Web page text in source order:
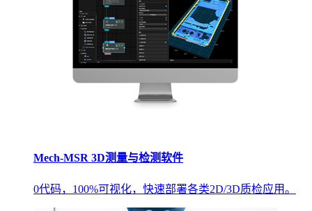
Mech-MSR 3D测量与检测软件
0代码，100%可视化，快速部署各类2D/3D质检应用。